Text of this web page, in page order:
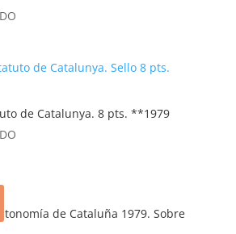
de Catalunya. 8 pts. **1979
de Cataluña 1979. Sobre